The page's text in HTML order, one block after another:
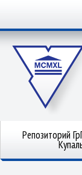
Репозиторий